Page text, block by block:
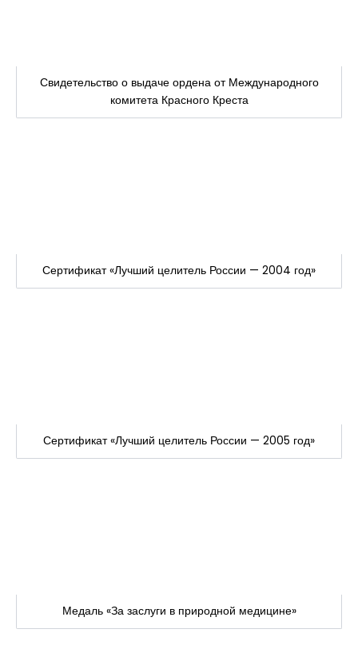
Свидетельство о выдаче ордена от Международного
комитета Красного Креста
Сертификат «Лучший целитель России — 2004 год»
Сертификат «Лучший целитель России — 2005 год»
Медаль «За заслуги в природной медицине»